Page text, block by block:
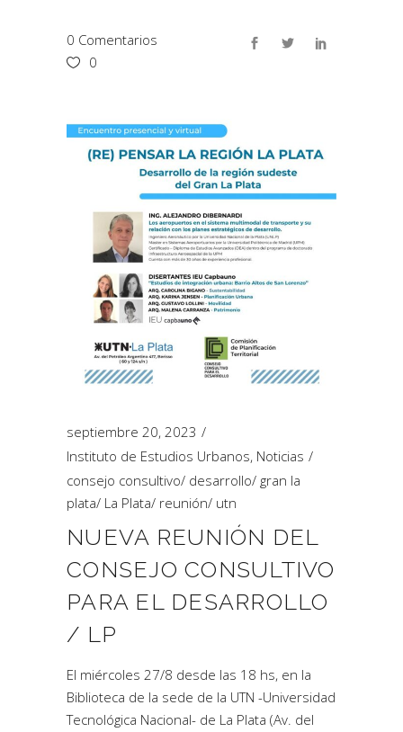
0 Comentarios
0
septiembre 20, 2023
Instituto de Estudios Urbanos, Noticias
consejo consultivo/ desarrollo/ gran la
plata/ La Plata/ reunión/ utn
NUEVA REUNIÓN DEL
CONSEJO CONSULTIVO
PARA EL DESARROLLO
/ LP
El miércoles 27/8 desde las 18 hs, en la
Biblioteca de la sede de la UTN -Universidad
Tecnológica Nacional- de La Plata (Av. del